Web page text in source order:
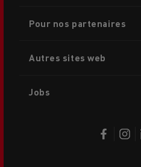
Pour nos partenaires
Autres sites web
Jobs